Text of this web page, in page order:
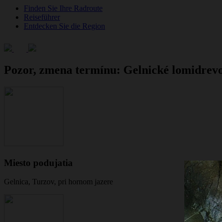
Finden Sie Ihre Radroute
Reiseführer
Entdecken Sie die Region
Pozor, zmena termínu: Gelnické
Miesto podujatia
Gelnica, Turzov, pri hornom jazere